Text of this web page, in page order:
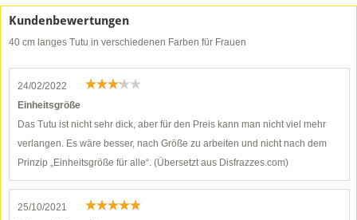
Kundenbewertungen
40 cm langes Tutu in verschiedenen Farben für Frauen
24/02/2022
Einheitsgröße
Das Tutu ist nicht sehr dick, aber für den Preis kann man nicht viel mehr
verlangen. Es wäre besser, nach Größe zu arbeiten und nicht nach dem
Prinzip „Einheitsgröße für alle“. (Übersetzt aus Disfrazzes.com)
25/10/2021